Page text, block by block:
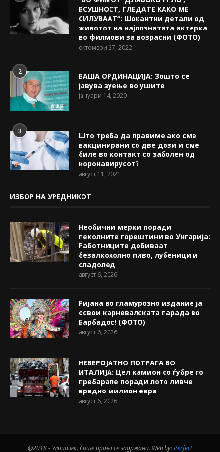
ВСУШНОСТ, ГЛЕДАТЕ КАКО МЕ
СИЛУВААТ“: Шокантни детали од
животот на најпознатата актерка
во филмови за возрасни (ФОТО)
октомври 27, 2022
2
ВАША ОРДИНАЦИЈА: Зошто се
јавува зуење во ушите
јануари 14, 2020
3
Што треба да правиме ако сме
вакцинирани со две дози и сме
биле во контакт со заболен од
коронавирусот?
август 11, 2021
ИЗБОР НА УРЕДНИКОТ
Необични мерки поради
пеколните горештини во Унгарија:
Работниците добиваат
безалкохолно пиво, лубеници и
сладолед
август 6, 2026
Ријана во гламурозно издание ја
освои карневалската парада во
Барбадос! (ФОТО)
август 6, 2026
НЕВЕРОЈАТНО ПОТРАГА ВО
ИТАЛИЈА: Цел камион со ѓубре го
пребарале поради лото ливче
вредно милион евра
август 6, 2026
@2018 - Улица.мк. Сите права се задржани. Web by:Perfect